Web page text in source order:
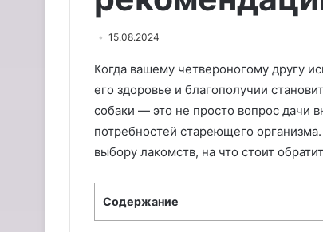
15.08.2024
Когда вашему четвероногому другу
его здоровье и благополучии
собаки — это не просто вопрос дачи
потребностей стареющего
выбору лакомств, на что стоит
Содержание